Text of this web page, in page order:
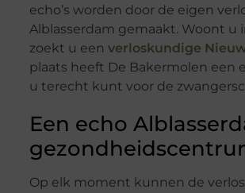
echo’s worden door de eigen
Alblasserdam gemaakt. Woont u
zoekt u een verloskundige
plaats heeft De Bakermolen een
u terecht kunt voor de
Een echo
Op elk moment kunnen de